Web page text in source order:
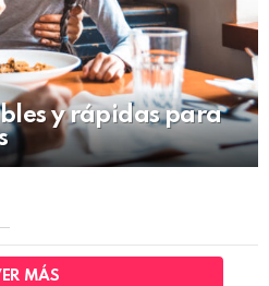
y rápidas para
MÁS